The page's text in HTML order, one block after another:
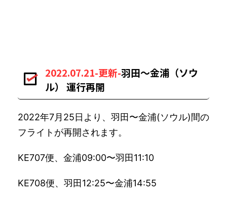
2022.07.21-更新-羽田〜金浦（ソウ
ル） 運行再開
2022年7月25日より、羽田〜金浦(ソウル)間の
フライトが再開されます。
KE707便、金浦09:00〜羽田11:10
KE708便、羽田12:25〜金浦14:55